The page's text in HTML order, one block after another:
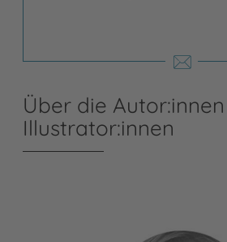
Über die
Illustrator:innen